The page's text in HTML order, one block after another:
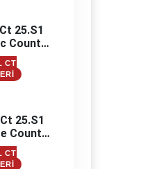
25.S1
Counter
CT
25.S1
Counter
CT